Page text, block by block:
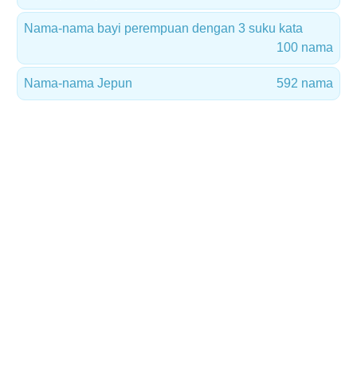
Nama-nama bayi perempuan dengan 3 suku kata
100 nama
Nama-nama Jepun 592 nama